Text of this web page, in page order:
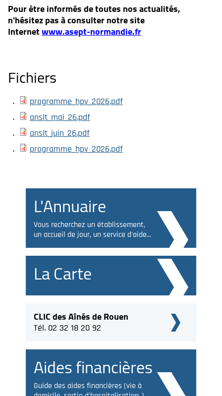
Pour être informés de toutes nos actualités,
n'hésitez pas à consulter notre site
Internetwww.asept-normandie.fr
Fichiers
programme_hpv_2026.pdf
anslt_mai_26.pdf
anslt_juin_26.pdf
programme_hpv_2026.pdf
L'Annuaire
Vous recherchez un établissement,
un accueil de jour, un service d'aide...
La Carte
CLIC des Aînés de Rouen
Tél. 02 32 18 20 92
Aides financières
Guide des aides financières (vie à